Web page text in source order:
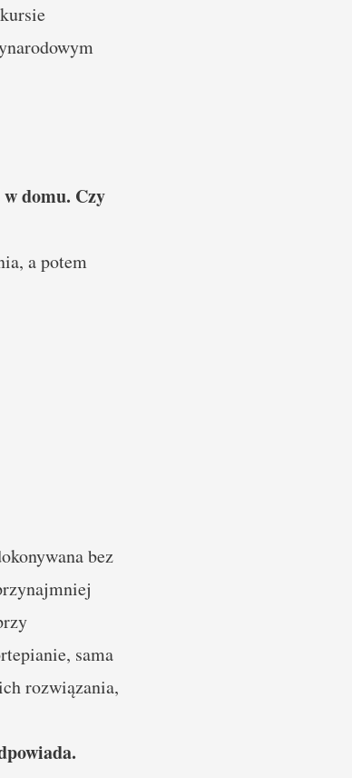
domu. Czy
a potem
bez
sama
rozwiązania,